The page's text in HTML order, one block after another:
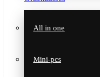
All in one
Mini-pcs